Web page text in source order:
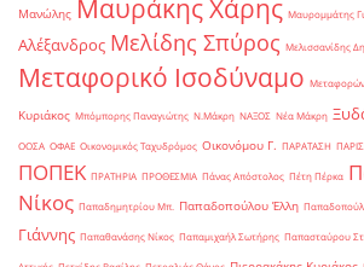
Μανώλης Μαυράκης Χάρης Μαυρομμάτης
Αλέξανδρος Μελίδης Σπύρος Μελισσανίδης
Μεταφορικό Ισοδύναμο Μεταφορών
Κυριάκος Μπόμπορης Παναγιώτης Ν.Μάκρη ΝΑΞΟΣ Νέα Μάκρη
ΟΟΣΑ ΟΦΑΕ Οικονομικός Ταχυδρόμος Οικονόμου Γ. ΠΑΡΑΤΑΣΗ
ΠΟΠΕΚ ΠΡΑΤΗΡΙΑ ΠΡΟΘΕΣΜΙΑ Πάνας Απόστολος Πέτη Πέρκα
Νίκος Παπαδημητρίου Μπ. Παπαδοπούλου Έλλη
Γιάννης Παπαθανάσης Νίκος Παπαμιχαήλ Σωτήρης Παπασταύρου